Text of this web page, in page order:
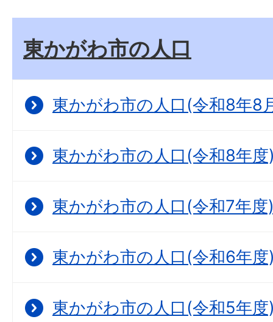
東かがわ市の人口
東かがわ市の人口(令和8年8
東かがわ市の人口(令和8年度
東かがわ市の人口(令和7年度
東かがわ市の人口(令和6年度
東かがわ市の人口(令和5年度